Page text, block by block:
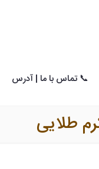
📞 تماس با ما | آدرس
طلایی